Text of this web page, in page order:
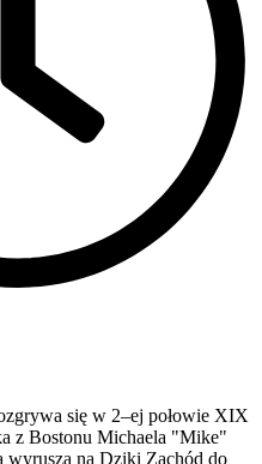
się w 2–ej połowie XIX
z Bostonu Michaela "Mike"
wyrusza na Dziki Zachód do